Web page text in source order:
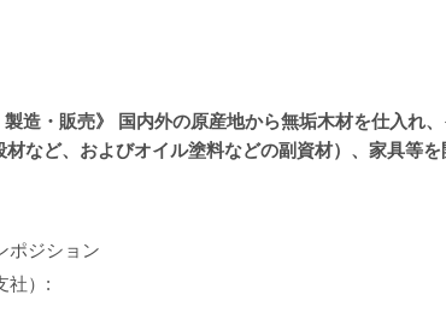
造・販売》 国内外の原産地から無垢木材を仕入れ
など、およびオイル塗料などの副資材）、家具等
ポジション
社）: